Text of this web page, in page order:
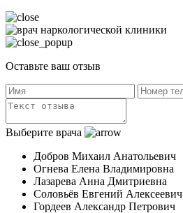
Оставьте ваш отзыв
Выберите врача
Добров Михаил Анатольевич
Огнева Елена Владимировна
Лазарева Анна Дмитриевна
Соловьёв Евгений Алексеевич
Гордеев Александр Петрович